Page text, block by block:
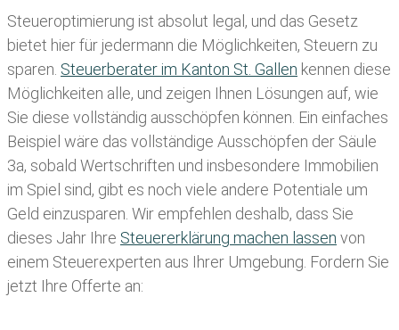
Steueroptimierung ist absolut legal, und das Gesetz
bietet hier für jedermann die Möglichkeiten, Steuern zu
sparen. Steuerberater im K anton St. Gallen kennen diese
Möglichkeiten alle, und zeigen Ihnen Lösungen auf, wie
Sie diese vollständig ausschöpfen können. Ein einfaches
Beispiel wäre das vollständige Ausschöpfen der Säule
3a, sobald Wertschriften und insbesondere Immobilien
im Spiel sind, gibt es noch viele andere Potentiale um
Geld einzusparen. Wir empfehlen deshalb, dass Sie
dieses Jahr Ihre Steuererklärung machen lassen von
einem Steuerexperten aus Ihrer Umgebung. Fordern Sie
jetzt Ihre Offerte an: